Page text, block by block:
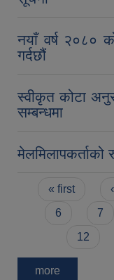
नयाँ वर्ष २०८०
गर्दछौं
स्वीकृत कोटा
सम्बन्धमा
Pages
« first
6
7
12
more